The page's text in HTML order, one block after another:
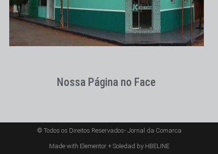
Nossa Página no Face
© Todos os Direitos Reservados- Jornal da Comarca
Made with Elementor + Soledad by HBELINE